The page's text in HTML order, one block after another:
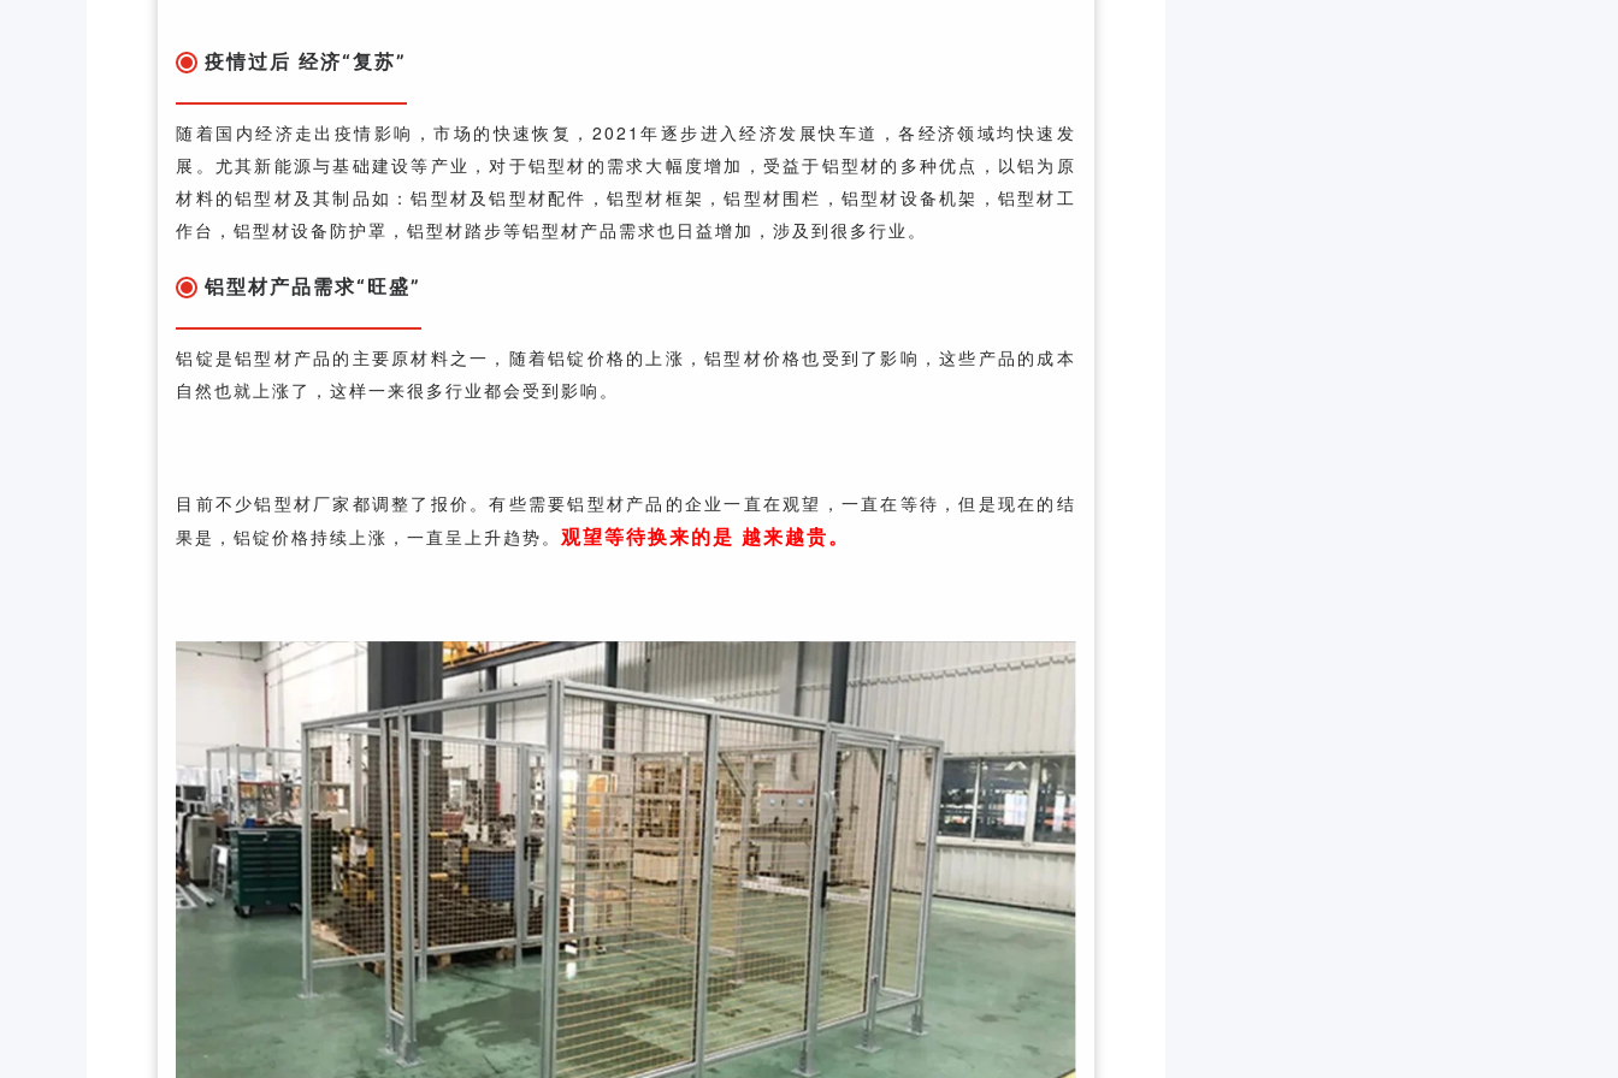
疫情过后 经济“复苏”
随着国内经济走出疫情影响，市场的快速恢复，2021年逐步进入经济发展快车道，各经济领域均快速发
展。尤其新能源与基础建设等产业，对于铝型材的需求大幅度增加，受益于铝型材的多种优点，以铝为原
材料的铝型材及其制品如：铝型材及铝型材配件，铝型材框架，铝型材围栏，铝型材设备机架，铝型材工
作台，铝型材设备防护罩，铝型材踏步等铝型材产品需求也日益增加，涉及到很多行业。
铝型材产品需求“旺盛”
铝锭是铝型材产品的主要原材料之一，随着铝锭价格的上涨，铝型材价格也受到了影响，这些产品的成本
自然也就上涨了，这样一来很多行业都会受到影响。
目前不少铝型材厂家都调整了报价。有些需要铝型材产品的企业一直在观望，一直在等待，但是现在的结
果是，铝锭价格持续上涨，一直呈上升趋势。观望等待换来的是 越来越贵。